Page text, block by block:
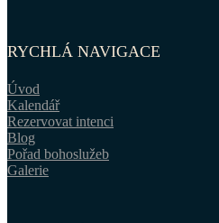
RYCHLÁ NAVIGACE
Úvod
Kalendář
Rezervovat intenci
Blog
Pořad bohoslužeb
Galerie